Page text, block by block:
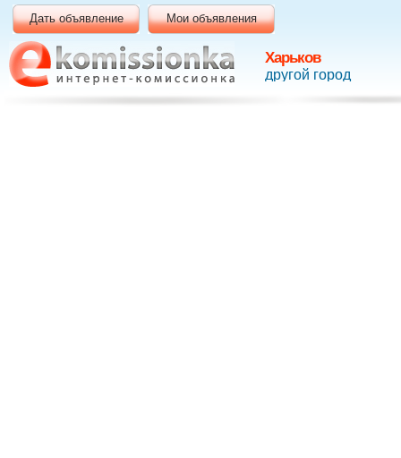
Харьков
другой город
Дать объявление Мои объявления